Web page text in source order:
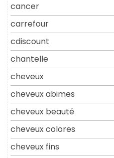
cancer
carrefour
cdiscount
chantelle
cheveux
cheveux abimes
cheveux beauté
cheveux colores
cheveux fins